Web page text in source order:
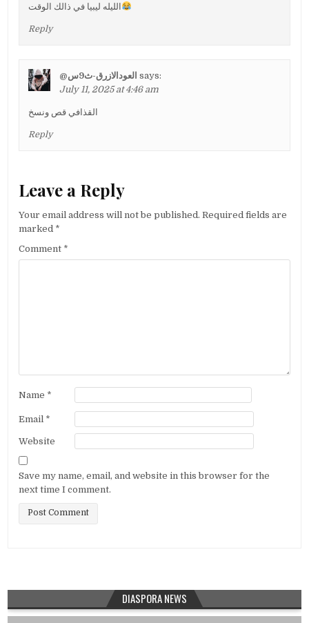
الليله ليبيا في ذالك الوقت
Reply
@العودالازرق-ث9س says:
July 11, 2025 at 4:46 am
القذافي قص ونسخ
Reply
Leave a Reply
Your email address will not be published. Required fields are
marked *
Comment *
Name *
Email *
Website
Save my name, email, and website in this browser for the
next time I comment.
DIASPORA NEWS